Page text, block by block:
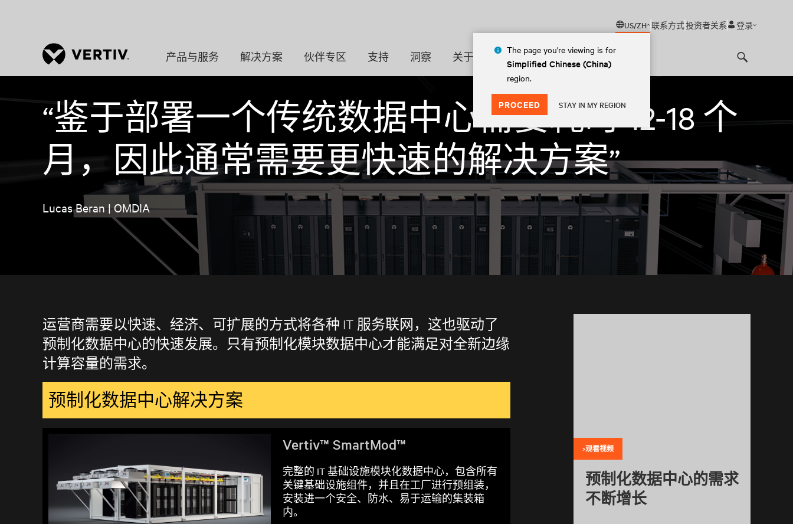
US/ZH
The page you're viewing is for
Simplified Chinese (China)
region.
PROCEED STAY IN MY REGION
联系方式投资者关系 登录
产品与服务 解决方案 伙伴专区 支持 洞察 关于
“鉴于部署一个传统数据中心需要耗时 12-18 个
月，因此通常需要更快速的解决方案”
Lucas Beran | OMDIA
运营商需要以快速、经济、可扩展的方式将各种 IT 服务联网，这也驱动了
预制化数据中心的快速发展。只有预制化模块数据中心才能满足对全新边缘
计算容量的需求。
预制化数据中心解决方案
Vertiv™ SmartMod™
完整的 IT 基础设施模块化数据中心，包含所有
关键基础设施组件，并且在工厂进行预组装，
安装进一个安全、防水、易于运输的集装箱
内。
>观看视频
预制化数据中心的需求
不断增长